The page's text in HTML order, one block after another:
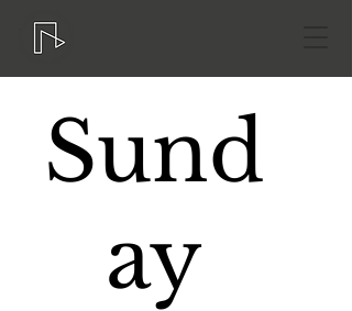
Sund
ay